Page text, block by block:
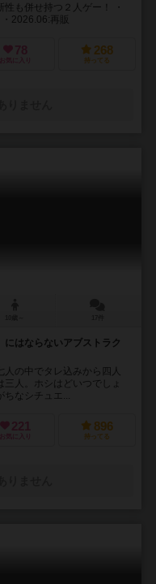
性も併せ持つ２人ゲー！ ・
2026.06:再販
78
お気に入り
268
持ってる
はならないアブストラク
の中でタレ込みから四人
人。ホシはどいつでしょ
なシチュエ...
221
お気に入り
896
持ってる